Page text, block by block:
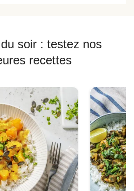
soir : testez nos
recettes